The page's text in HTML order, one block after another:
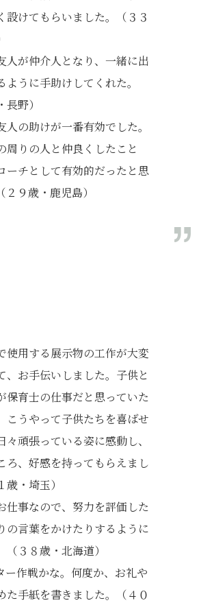
設けてもらいました。（３３
が仲介人となり、一緒に出
ように手助けしてくれた。
長野）
の助けが一番有効でした。
周りの人と仲良くしたこと
ーチとして有効的だったと思
２９歳・鹿児島）
用する展示物の工作が大変
、お手伝いしました。子供と
保育士の仕事だと思っていた
こうやって子供たちを喜ばせ
々頑張っている姿に感動し、
ろ、好感を持ってもらえまし
歳・埼玉）
事なので、努力を評価した
の言葉をかけたりするように
（３８歳・北海道）
作戦かな。何度か、お礼や
た手紙を書きました。（４０